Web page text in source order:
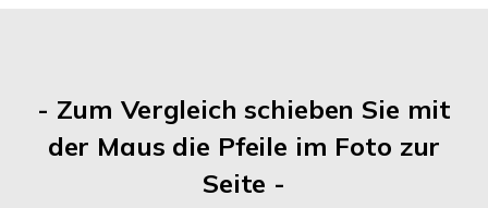
- Zum Vergleich schieben Sie mit
der Maus die Pfeile im Foto zur
Seite -